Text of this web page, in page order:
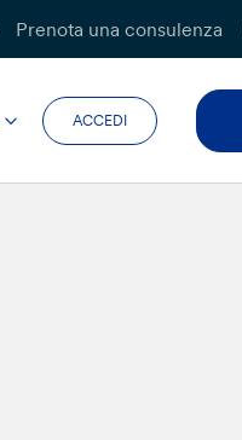
Prenota una consulenza
ACCEDI